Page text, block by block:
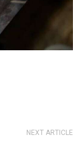
NEXT ARTICLE